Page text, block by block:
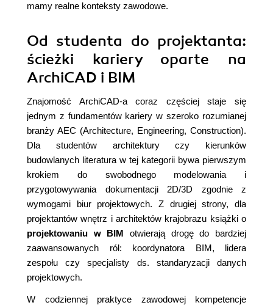
mamy realne konteksty zawodowe.
Od studenta do projektanta:
ścieżki kariery oparte na
ArchiCAD i BIM
Znajomość ArchiCAD-a coraz częściej staje się
jednym z fundamentów kariery w szeroko rozumianej
branży AEC (Architecture, Engineering, Construction).
Dla studentów architektury czy kierunków
budowlanych literatura w tej kategorii bywa pierwszym
krokiem do swobodnego modelowania i
przygotowywania dokumentacji 2D/3D zgodnie z
wymogami biur projektowych. Z drugiej strony, dla
projektantów wnętrz i architektów krajobrazu książki o
projektowaniu w BIM otwierają drogę do bardziej
zaawansowanych ról: koordynatora BIM, lidera
zespołu czy specjalisty ds. standaryzacji danych
projektowych.
W codziennej praktyce zawodowej kompetencje